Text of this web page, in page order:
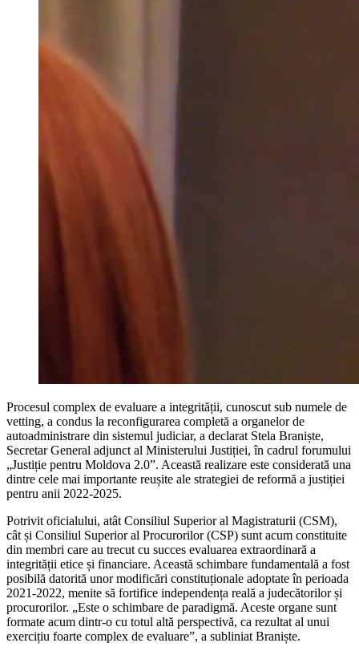
Procesul complex de evaluare a integrității, cunoscut sub numele de
vetting, a condus la reconfigurarea completă a organelor de
autoadministrare din sistemul judiciar, a declarat Stela Braniște,
Secretar General adjunct al Ministerului Justiției, în cadrul forumului
„Justiție pentru Moldova 2.0”. Această realizare este considerată una
dintre cele mai importante reușite ale strategiei de reformă a justiției
pentru anii 2022-2025.
Potrivit oficialului, atât Consiliul Superior al Magistraturii (CSM),
cât și Consiliul Superior al Procurorilor (CSP) sunt acum constituite
din membri care au trecut cu succes evaluarea extraordinară a
integrității etice și financiare. Această schimbare fundamentală a fost
posibilă datorită unor modificări constituționale adoptate în perioada
2021-2022, menite să fortifice independența reală a judecătorilor și
procurorilor. „Este o schimbare de paradigmă. Aceste organe sunt
formate acum dintr-o cu totul altă perspectivă, ca rezultat al unui
exercițiu foarte complex de evaluare”, a subliniat Braniște.